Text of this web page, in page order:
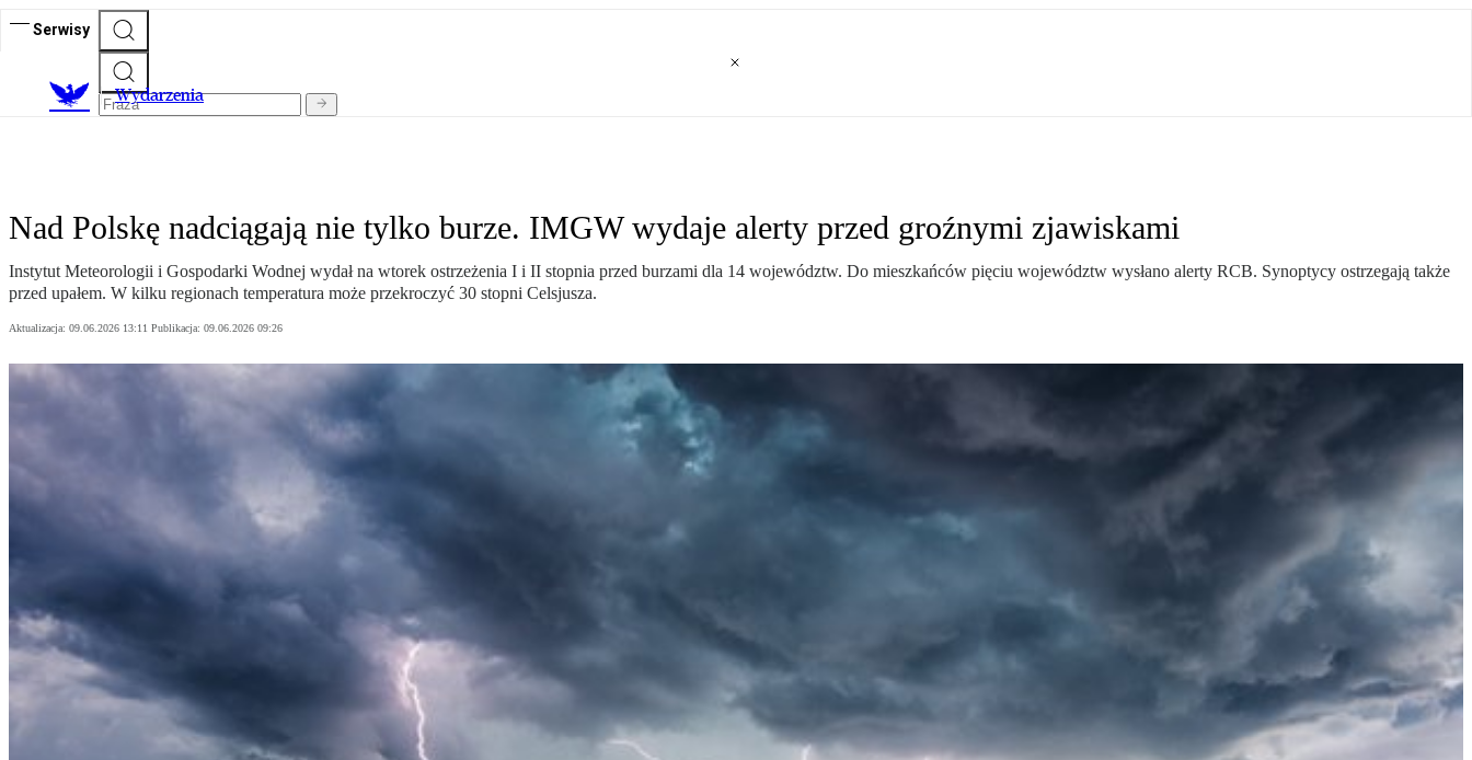
Serwisy
Wydarzenia
Nad Polskę nadciągają nie tylko burze. IMGW wydaje alerty przed groźnymi zjawiskami
Instytut Meteorologii i Gospodarki Wodnej wydał na wtorek ostrzeżenia I i II stopnia przed burzami dla 14 województw. Do mieszkańców pięciu województw wysłano alerty RCB. Synoptycy ostrzegają także
przed upałem. W kilku regionach temperatura może przekroczyć 30 stopni Celsjusza.
Aktualizacja: 09.06.2026 13:11 Publikacja: 09.06.2026 09:26